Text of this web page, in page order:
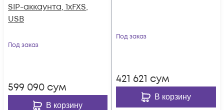
SIP-аккаунта, 1xFXS,
USB
Под заказ
599 090 сум
В корзину
Под заказ
421 621 сум
В корзину